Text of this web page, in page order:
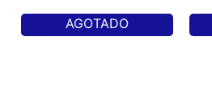
AGOTADO